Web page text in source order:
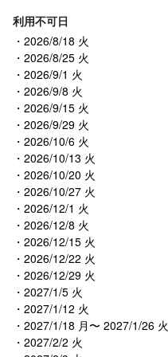
利用不可日
2026/8/18 火
2026/8/25 火
2026/9/1 火
2026/9/8 火
2026/9/15 火
2026/9/29 火
2026/10/6 火
2026/10/13 火
2026/10/20 火
2026/10/27 火
2026/12/1 火
2026/12/8 火
2026/12/15 火
2026/12/22 火
2026/12/29 火
2027/1/5 火
2027/1/12 火
2027/1/18 月〜 2027/1/26 火
2027/2/2 火